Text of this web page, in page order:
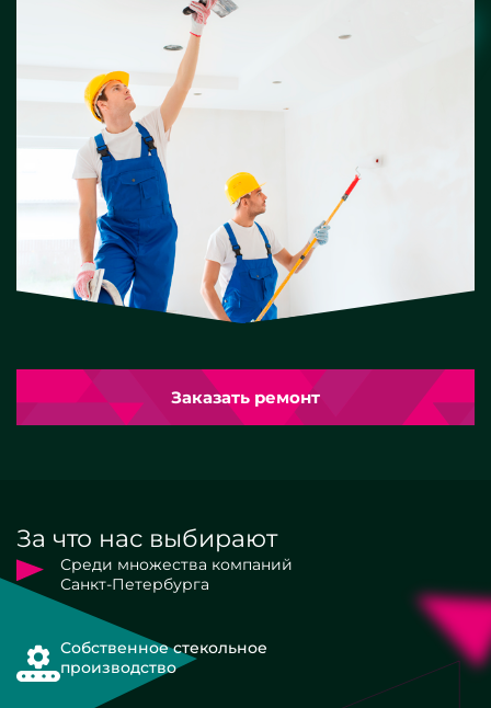
Заказать ремонт
За что нас выбирают
Среди множества компаний
Санкт-Петербурга
Собственное стекольное
производство